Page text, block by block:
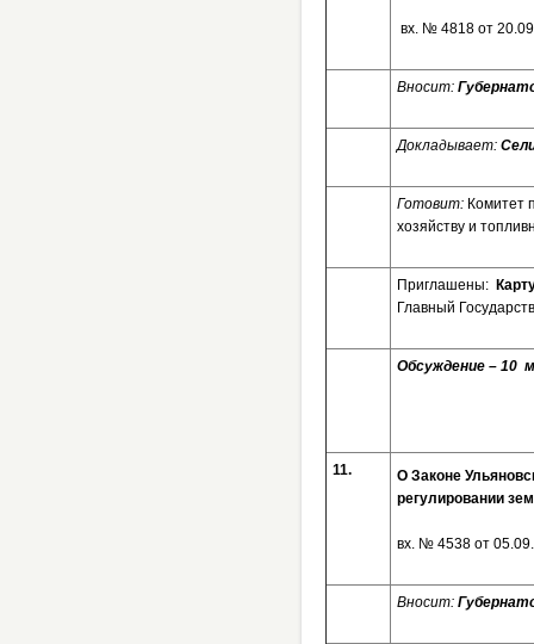
вх. № 4818 от
Вносит:
Докладывает:
Готовит: Комитет
хозяйству и
Приглашены:
Главный
Обсуждение –
11.
О Законе
регулировании
вх. № 4538 от
Вносит: